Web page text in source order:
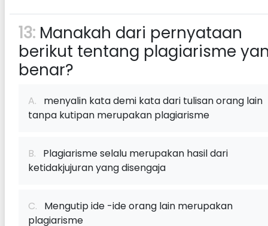
13: Manakah dari pernyataan
berikut tentang plagiarisme
benar?
A. menyalin kata demi kata dari tulisan orang lain
tanpa kutipan merupakan plagiarisme
B. Plagiarisme selalu merupakan hasil dari
ketidakjujuran yang disengaja
C. Mengutip ide -ide orang lain merupakan
plagiarisme